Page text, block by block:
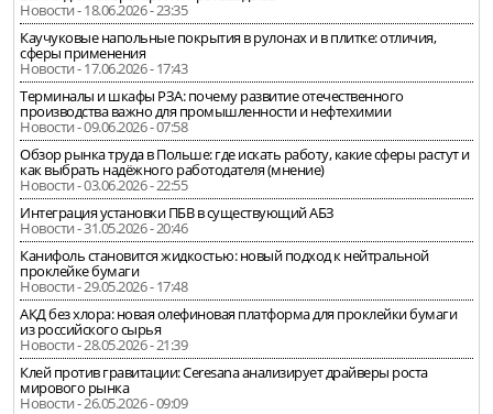
Новости - 18.06.2026 - 23:35
Каучуковые напольные покрытия в рулонах и в плитке: отличия,
сферы применения
Новости - 17.06.2026 - 17:43
Терминалы и шкафы РЗА: почему развитие отечественного
производства важно для промышленности и нефтехимии
Новости - 09.06.2026 - 07:58
Обзор рынка труда в Польше: где искать работу, какие сферы растут и
как выбрать надёжного работодателя (мнение)
Новости - 03.06.2026 - 22:55
Интеграция установки ПБВ в существующий АБЗ
Новости - 31.05.2026 - 20:46
Канифоль становится жидкостью: новый подход к нейтральной
проклейке бумаги
Новости - 29.05.2026 - 17:48
АКД без хлора: новая олефиновая платформа для проклейки бумаги
из российского сырья
Новости - 28.05.2026 - 21:39
Клей против гравитации: Ceresana анализирует драйверы роста
мирового рынка
Новости - 26.05.2026 - 09:09